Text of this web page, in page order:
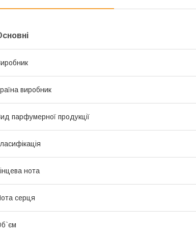
виробник
парфумерної продукції
нота
серця